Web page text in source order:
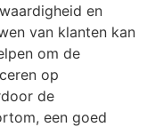
en
van klanten kan
om de
op
de
een goed